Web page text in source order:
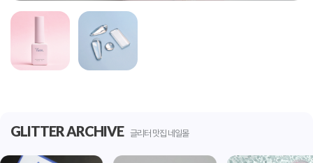
GLITTER ARCHIVE 글리터 맛집 네일몰